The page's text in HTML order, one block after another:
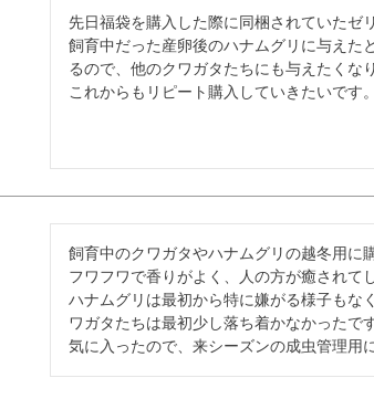
先日福袋を購入した際に同梱されていたゼ
飼育中だった産卵後のハナムグリに与えた
るので、他のクワガタたちにも与えたくな
これからもリピート購入していきたいです。
飼育中のクワガタやハナムグリの越冬用に
フワフワで香りがよく、人の方が癒されて
ハナムグリは最初から特に嫌がる様子もな
ワガタたちは最初少し落ち着かなかったで
気に入ったので、来シーズンの成虫管理用